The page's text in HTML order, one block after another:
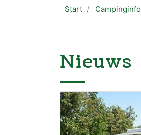
Start Campinginfo
Nieuws